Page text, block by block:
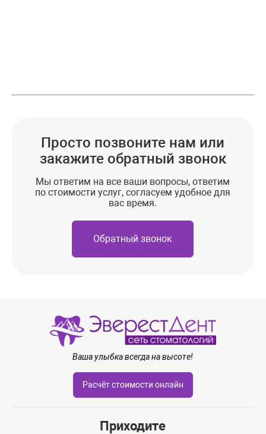
Просто позвоните нам или
закажите обратный звонок
Мы ответим на все ваши вопросы, ответим
по стоимости услуг, согласуем удобное для
вас время.
Обратный звонок
Ваша улыбка всегда на высоте!
Расчёт стоимости онлайн
Приходите